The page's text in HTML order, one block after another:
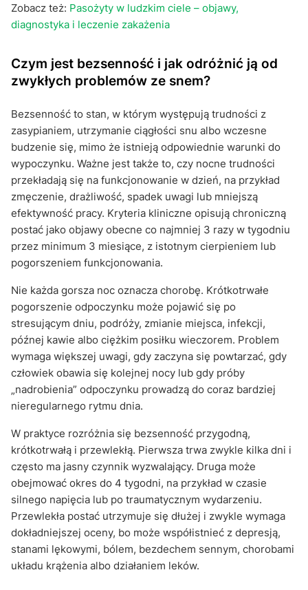
Zobacz też: Pasożyty w ludzkim ciele – objawy,
diagnostyka i leczenie zakażenia
Czym jest bezsenność i jak odróżnić ją od
zwykłych problemów ze snem?
Bezsenność to stan, w którym występują trudności z
zasypianiem, utrzymanie ciągłości snu albo wczesne
budzenie się, mimo że istnieją odpowiednie warunki do
wypoczynku. Ważne jest także to, czy nocne trudności
przekładają się na funkcjonowanie w dzień, na przykład
zmęczenie, drażliwość, spadek uwagi lub mniejszą
efektywność pracy. Kryteria kliniczne opisują chroniczną
postać jako objawy obecne co najmniej 3 razy w tygodniu
przez minimum 3 miesiące, z istotnym cierpieniem lub
pogorszeniem funkcjonowania.
Nie każda gorsza noc oznacza chorobę. Krótkotrwałe
pogorszenie odpoczynku może pojawić się po
stresującym dniu, podróży, zmianie miejsca, infekcji,
późnej kawie albo ciężkim posiłku wieczorem. Problem
wymaga większej uwagi, gdy zaczyna się powtarzać, gdy
człowiek obawia się kolejnej nocy lub gdy próby
„nadrobienia” odpoczynku prowadzą do coraz bardziej
nieregularnego rytmu dnia.
W praktyce rozróżnia się bezsenność przygodną,
krótkotrwałą i przewlekłą. Pierwsza trwa zwykle kilka dni i
często ma jasny czynnik wyzwalający. Druga może
obejmować okres do 4 tygodni, na przykład w czasie
silnego napięcia lub po traumatycznym wydarzeniu.
Przewlekła postać utrzymuje się dłużej i zwykle wymaga
dokładniejszej oceny, bo może współistnieć z depresją,
stanami lękowymi, bólem, bezdechem sennym, chorobami
układu krążenia albo działaniem leków.